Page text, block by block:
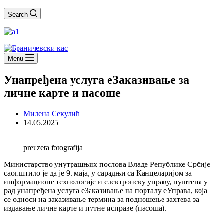
Search
Menu
Унапређена услуга еЗаказивање за
личне карте и пасоше
Милена Секулић
14.05.2025
preuzeta fotografija
Министарство унутрашњих послова Владе Републике Србије
саопштило је да је 9. маја, у сарадњи са Канцеларијом за
информационе технологије и електронску управу, пуштена у
рад унапређена услуга еЗаказивање на порталу еУправа, која
се односи на заказивање термина за подношење захтева за
издавање личне карте и путне исправе (пасоша).